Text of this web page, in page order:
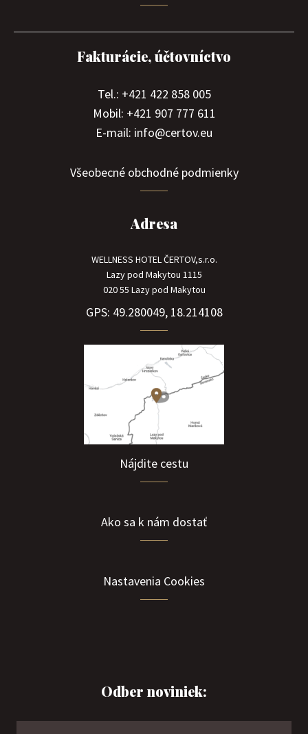
Fakturácie, účtovníctvo
Tel.: +421 422 858 005
Mobil: +421 907 777 611
E-mail: info@certov.eu
Všeobecné obchodné podmienky
Adresa
WELLNESS HOTEL ČERTOV,s.r.o.
Lazy pod Makytou 1115
020 55 Lazy pod Makytou
GPS: 49.280049, 18.214108
Nájdite cestu
Ako sa k nám dostať
Nastavenia Cookies
Odber noviniek: